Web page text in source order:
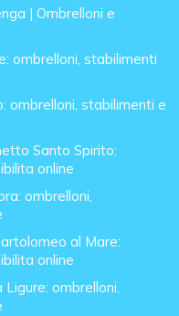
| Ombrelloni e
ombrelloni, stabilimenti
ombrelloni, stabilimenti e
Santo Spirito:
online
ombrelloni,
al Mare:
online
ombrelloni,